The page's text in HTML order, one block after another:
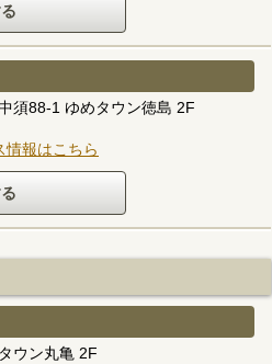
須88-1 ゆめタウン徳島 2F
情報はこちら
ウン丸亀 2F